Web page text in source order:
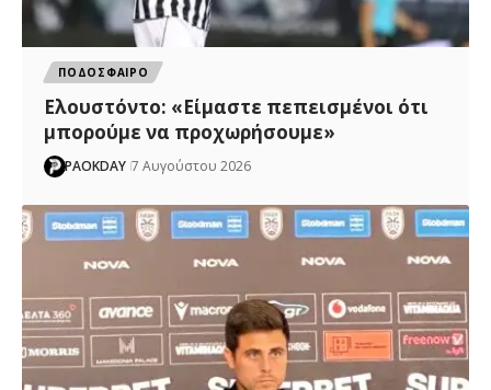
ΠΟΔΟΣΦΑΙΡΟ
Ελουστόντο: «Είμαστε πεπεισμένοι ότι
μπορούμε να προχωρήσουμε»
PAOKDAY 7 Αυγούστου 2026